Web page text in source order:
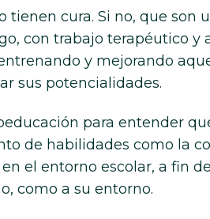
cura. Si no, que son
con trabajo terapéutico
y mejorando
sus potencialidades.
para entender
de habilidades como la
el entorno escolar, a fin
como a su entorno.